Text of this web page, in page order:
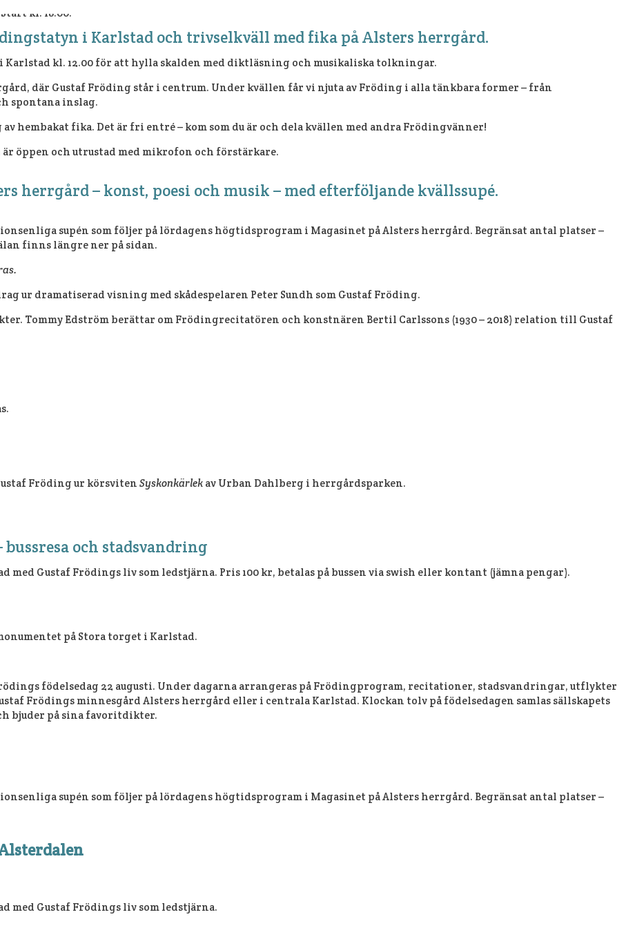
kl. 18.00.
i Karlstad och trivselkväll med fika på Alsters herrgård.
kl. 12.00 för att hylla skalden med diktläsning och musikaliska tolkningar.
där Gustaf Fröding står i centrum. Under kvällen får vi njuta av Fröding i alla tänkbara former – från
spontana inslag.
hembakat fika. Det är fri entré – kom som du är och dela kvällen med andra Frödingvänner!
är öppen och utrustad med mikrofon och förstärkare.
herrgård – konst, poesi och musik – med efterföljande kvällssupé.
supén som följer på lördagens högtidsprogram i Magasinet på Alsters herrgård. Begränsat antal platser –
finns längre ner på sidan.
ur dramatiserad visning med skådespelaren Peter Sundh som Gustaf Fröding.
Tommy Edström berättar om Frödingrecitatören och konstnären Bertil Carlssons (1930 – 2018) relation till Gustaf
Fröding ur körsviten Syskonkärlek av Urban Dahlberg i herrgårdsparken.
och stadsvandring
med Gustaf Frödings liv som ledstjärna. Pris 100 kr, betalas på bussen via swish eller kontant (jämna pengar).
på Stora torget i Karlstad.
födelsedag 22 augusti. Under dagarna arrangeras på Frödingprogram, recitationer, stadsvandringar, utflykter
Frödings minnesgård Alsters herrgård eller i centrala Karlstad. Klockan tolv på födelsedagen samlas sällskapets
bjuder på sina favoritdikter.
supén som följer på lördagens högtidsprogram i Magasinet på Alsters herrgård. Begränsat antal platser –
med Gustaf Frödings liv som ledstjärna.